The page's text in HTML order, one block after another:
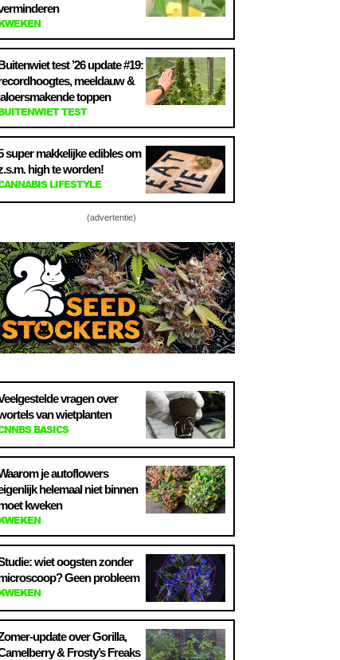
test ’26 update #19:
meeldauw &
toppen
TEST
super makkelijke edibles om
high te worden!
LIFESTYLE
(advertentie)
vragen over
van wietplanten
BASICS
je autoflowers
helemaal niet binnen
kweken
wiet oogsten zonder
Geen probleem
update over Gorilla,
& Frosty’s Freaks